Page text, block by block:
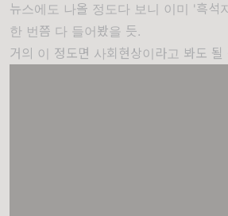
뉴스에도 나올 정도다 보니 이미 '흑석
한 번쯤 다 들어봤을 듯.
거의 이 정도면 사회현상이라고 봐도 될